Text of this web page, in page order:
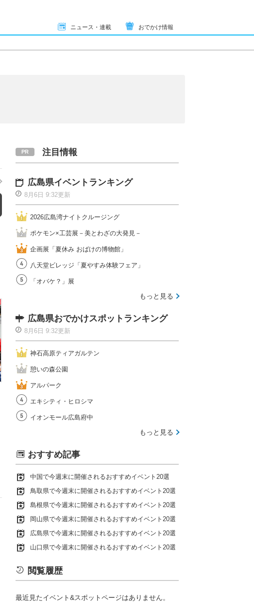
ニュース・連載 おでかけ情報
注目情報
広島県イベントランキング
8月6日 9:32更新
2026広島湾ナイトクルージング
ポケモン×工芸展－美とわざの大発見－
企画展「夏休み おばけの博物館」
八天堂ビレッジ「夏やすみ体験フェア」
「オバケ？」展
もっと見る
広島県おでかけスポットランキング
8月6日 9:32更新
神石高原ティアガルテン
憩いの森公園
アルパーク
エキシティ・ヒロシマ
イオンモール広島府中
もっと見る
おすすめ記事
中国で今週末に開催されるおすすめイベント20選
鳥取県で今週末に開催されるおすすめイベント20選
島根県で今週末に開催されるおすすめイベント20選
岡山県で今週末に開催されるおすすめイベント20選
広島県で今週末に開催されるおすすめイベント20選
山口県で今週末に開催されるおすすめイベント20選
閲覧履歴
最近見たイベント&スポットページはありません。